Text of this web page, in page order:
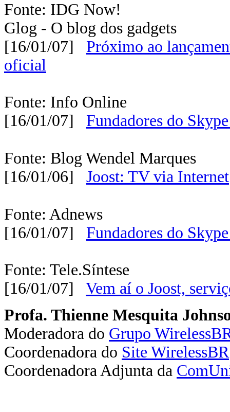
Fonte: IDG Now!
Glog - O blog dos gadgets
[16/01/07] Próximo ao
oficial
Fonte: Info Online
[16/01/07] Fundadores do
Fonte: Blog Wendel Marques
[16/01/06] Joost: TV via Internet
Fonte: Adnews
[16/01/07] Fundadores do
Fonte: Tele.Síntese
[16/01/07] Vem aí o Joost,
Profa. Thienne Mesquita
Moderadora do Grupo
Coordenadora do Site WirelessBR
Coordenadora Adjunta da